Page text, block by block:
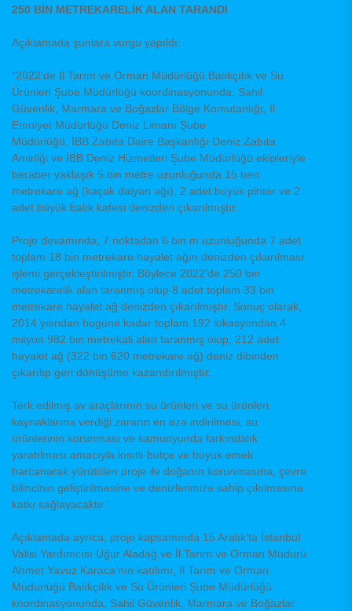
250 BİN METREKARELİK ALAN TARANDI
Açıklamada şunlara vurgu yapıldı:
“2022’de İl Tarım ve Orman Müdürlüğü Balıkçılık ve Su
Ürünleri Şube Müdürlüğü koordinasyonunda, Sahil
Güvenlik, Marmara ve Boğazlar Bölge Komutanlığı, İl
Emniyet Müdürlüğü Deniz Limanı Şube
Müdürlüğü, İBB Zabıta Daire Başkanlığı Deniz Zabıta
Amirliği ve İBB Deniz Hizmetleri Şube Müdürlüğü ekipleriyle
beraber yaklaşık 5 bin metre uzunluğunda 15 ben
metrekare ağ (kaçak dalyan ağı), 2 adet büyük pinter ve 2
adet büyük balık kafesi denizden çıkarılmıştır.
Proje devamında; 7 noktadan 6 bin m uzunluğunda 7 adet
toplam 18 bin metrekare hayalet ağın denizden çıkarılması
işlemi gerçekleştirilmiştir. Böylece 2022’de 250 bin
metrekarelik alan taranmış olup 8 adet toplam 33 bin
metrekare hayalet ağ denizden çıkarılmıştır. Sonuç olarak,
2014 yılından bugüne kadar toplam 192 lokasyondan 4
milyon 982 bin metrekali alan taranmış olup, 212 adet
hayalet ağ (322 bin 620 metrekare ağ) deniz dibinden
çıkarılıp geri dönüşüme kazandırılmıştır.
Terk edilmiş av araçlarının su ürünleri ve su ürünleri
kaynaklarına verdiği zararın en aza indirilmesi, su
ürünlerinin korunması ve kamuoyunda farkındalık
yaratılması amacıyla kısıtlı bütçe ve büyük emek
harcanarak yürütülen proje ile doğanın korunmasına, çevre
bilincinin geliştirilmesine ve denizlerimize sahip çıkılmasına
katkı sağlayacaktır.”
Açıklamada ayrıca, proje kapsamında 15 Aralık’ta İstanbul
Valisi Yardımcısı Uğur Aladağ ve İl Tarım ve Orman Müdürü
Ahmet Yavuz Karaca’nın katılımı, İl Tarım ve Orman
Müdürlüğü Balıkçılık ve Su Ürünleri Şube Müdürlüğü
koordinasyonunda, Sahil Güvenlik, Marmara ve Boğazlar